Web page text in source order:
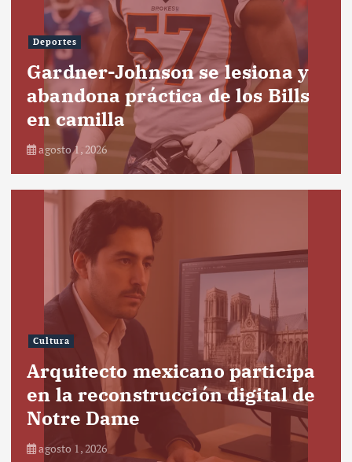
Deportes
Gardner-Johnson se lesiona y
abandona práctica de los Bills
en camilla
agosto 1, 2026
Cultura
Arquitecto mexicano participa
en la reconstrucción digital de
Notre Dame
agosto 1, 2026